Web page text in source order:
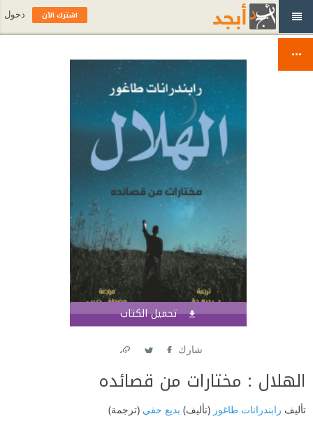
تحميل الكتاب
شارك
الهلال : مختارات من قصائده
تأليف رابندرانات طاغور (تأليف) بديع حقي (ترجمة)
اشترك الآن دخول